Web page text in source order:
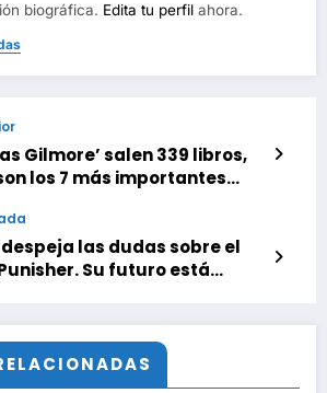
biográfica. Edita tu perfil ahora.
Gilmore’ salen 339 libros,
los 7 más importantes
despeja las dudas sobre el
Su futuro está